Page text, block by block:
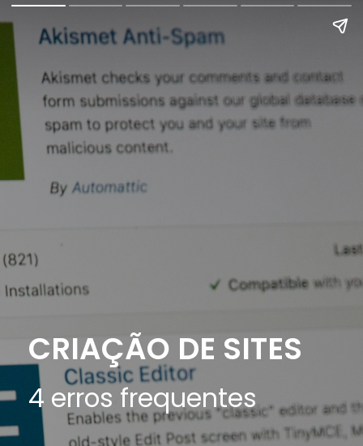
4 erros frequentes
CRIAÇÃO DE SITES